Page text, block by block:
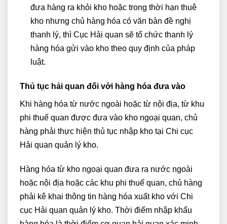
đưa hàng ra khỏi kho hoặc trong thời hạn thuê
kho nhưng chủ hàng hóa có văn bản đề nghị
thanh lý, thì Cục Hải quan sẽ tổ chức thanh lý
hàng hóa gửi vào kho theo quy định của pháp
luật.
Thủ tục hải quan đối với hàng hóa đưa vào
Khi hàng hóa từ nước ngoài hoặc từ nội địa, từ khu
phi thuế quan được đưa vào kho ngoại quan, chủ
hàng phải thực hiện thủ tục nhập kho tại Chi cục
Hải quan quản lý kho.
Hàng hóa từ kho ngoại quan đưa ra nước ngoài
hoặc nội địa hoặc các khu phi thuế quan, chủ hàng
phải kê khai thông tin hàng hóa xuất kho với Chi
cục Hải quan quản lý kho. Thời điểm nhập khẩu